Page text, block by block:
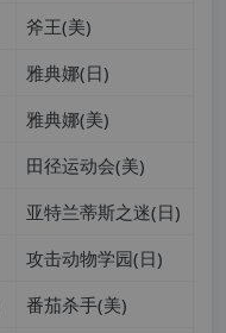
斧王(美)
雅典娜(日)
雅典娜(美)
田径运动会(美)
亚特兰蒂斯之迷(日)
攻击动物学园(日)
番茄杀手(美)